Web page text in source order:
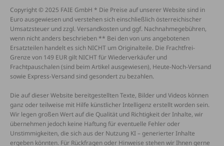
Copyright © 2025 FAIE GmbH * Die Preise auf unserer Website sind in
Euro ausgewiesen und verstehen sich einschließlich österreichischer
Umsatzsteuer und zzgl. Versandkosten und ggf. Nachnahmegebühren,
wenn nicht anders beschrieben ** Bei den von uns angebotenen
Ersatzteilen handelt es sich NICHT um Originalteile. Die Frachtfrei-
Grenze von 149 EUR gilt NICHT für Wiederverkäufer und
Frachtpauschalen (sind beim Artikel ausgewiesen), Heute-Noch-Versand
sowie Express-Versand sind gesondert zu bezahlen.
Die auf dieser Website bereitgestellten Texte, Bilder und Videos können
ganz oder teilweise mit Hilfe künstlicher Intelligenz erstellt worden sein.
Wir legen großen Wert auf die Qualität und Richtigkeit der Inhalte, wir
übernehmen jedoch keine Haftung für eventuelle Fehler oder
Unstimmigkeiten, die sich aus der Nutzung KI – generierter Inhalte
ergeben könnten. Für Rückfragen oder Hinweise stehen wir Ihnen gerne